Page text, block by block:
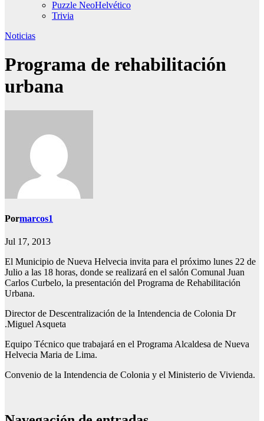
Puzzle NeoHelvético
Trivia
Noticias
Programa de rehabilitación
urbana
Pormarcos1
Jul 17, 2013
El Municipio de Nueva Helvecia invita para el próximo lunes 22 de
Julio a las 18 horas, donde se realizará en el salón Comunal Juan
Carlos Curbelo, la presentación del Programa de Rehabilitación
Urbana.
Director de Descentralización de la Intendencia de Colonia Dr
.Miguel Asqueta
Equipo Técnico que trabajará en el Programa Alcaldesa de Nueva
Helvecia Maria de Lima.
Convenio de la Intendencia de Colonia y el Ministerio de Vivienda.